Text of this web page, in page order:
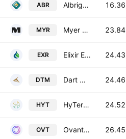
ABR Albright Metals Ltd 16.36
MYR Myer Holdings Limited 23.84
EXR Elixir Energy Limited 24.43
DTM Dart Mining NL 24.46
HYT HyTerra Ltd 24.52
OVT Ovanti Ltd 26.45